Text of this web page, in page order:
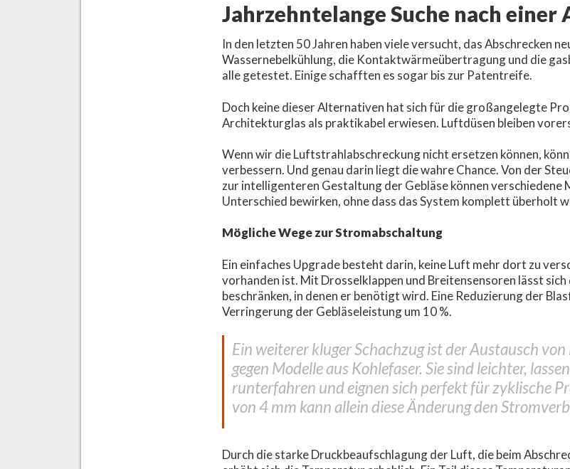
Jahrzehntelange Suche nach
In den letzten 50 Jahren haben viele versucht, das Abschrecken
Wassernebelkühlung, die Kontaktwärmeübertragung und die
alle getestet. Einige schafften es sogar bis zur Patentreife.
Doch keine dieser Alternativen hat sich für die großangelegte
Architekturglas als praktikabel erwiesen. Luftdüsen bleiben
Wenn wir die Luftstrahlabschreckung nicht ersetzen können,
verbessern. Und genau darin liegt die wahre Chance. Von der
zur intelligenteren Gestaltung der Gebläse können verschiedene
Unterschied bewirken, ohne dass das System komplett überholt
Mögliche Wege zur Stromabschaltung
Ein einfaches Upgrade besteht darin, keine Luft mehr dort zu
vorhanden ist. Mit Drosselklappen und Breitensensoren lässt
beschränken, in denen er benötigt wird. Eine Reduzierung der
Verringerung der Gebläseleistung um 10 %.
Ein weiterer kluger Schachzug ist der Austausch
gegen Modelle aus Kohlefaser. Sie sind leichter,
runterfahren und eignen sich perfekt für zyklische
von 4 mm kann allein diese Änderung den
Durch die starke Druckbeaufschlagung der Luft, die beim